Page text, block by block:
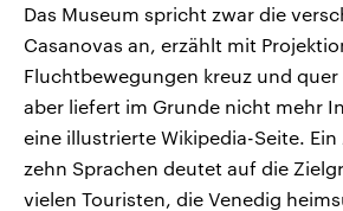
Das Museum spricht zwar die
Casanovas an, erzählt mit
Fluchtbewegungen kreuz und
aber liefert im Grunde nicht mehr
eine illustrierte Wikipedia-Seite.
zehn Sprachen deutet auf die
vielen Touristen, die Venedig